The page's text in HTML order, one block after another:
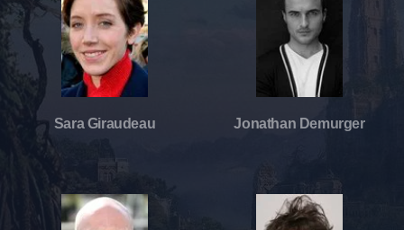
Sara Giraudeau Jonathan Demurger